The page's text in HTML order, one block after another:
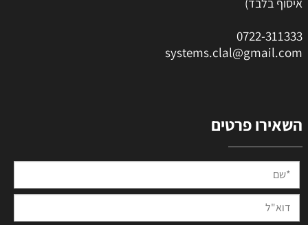
0722-311333
systems.clal@gmail.com
השאירו פרטים